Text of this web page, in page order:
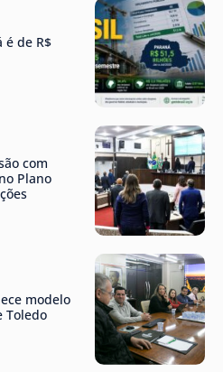
é de R$
com
Plano
modelo
Toledo